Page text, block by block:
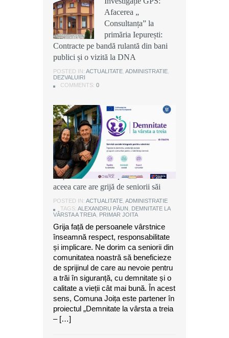
Afacerea „
Consultanța” la
primăria Iepurești:
Contracte pe bandă rulantă din bani
publici și o vizită la DNA
POSTED IN: ACTUALITATE, ADMINISTRATIE,
DEZVALUIRI
COMMENTS: 0
Afacerea „
Consultanța” la
primăria Iepurești:
Contracte pe bandă rulantă din bani
publici și o vizită la DNA
POSTED IN: ACTUALITATE, ADMINISTRATIE,
DEZVALUIRI
COMMENTS: 0
Afacerea „
Consultanța” la
primăria Iepurești:
Contracte pe bandă rulantă din bani
publici și o vizită la DNA
POSTED IN: ACTUALITATE, ADMINISTRATIE,
DEZVALUIRI
COMMENTS: 0
Alexandru Păun, primarul comunei
Joița: O comunitate puternică este
aceea care are grijă de seniorii săi
POSTED IN: ACTUALITATE, ADMINISTRATIE
TAGS: ALEXANDRU PĂUN , DEMNITATE LA
VÂRSTA A TREIA, PRIMAR JOITA
Grija față de persoanele vârstnice
înseamnă respect, responsabilitate
și implicare. Ne dorim ca seniorii din
comunitatea noastră să beneficieze
de sprijinul de care au nevoie pentru
a trăi în siguranță, cu demnitate și o
calitate a vieții cât mai bună. În acest
sens, Comuna Joița este partener în
proiectul „Demnitate la vârsta a treia
– […]